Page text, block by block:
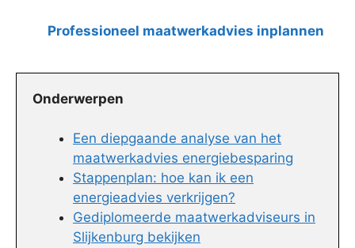
Professioneel maatwerkadvies inplannen
Onderwerpen
Een diepgaande analyse van het
maatwerkadvies energiebesparing
Stappenplan: hoe kan ik een
energieadvies verkrijgen?
Gediplomeerde maatwerkadviseurs in
Slijkenburg bekijken